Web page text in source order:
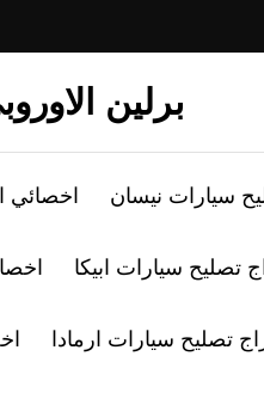
برلين
اخصائي ابلاندر
اخصائي